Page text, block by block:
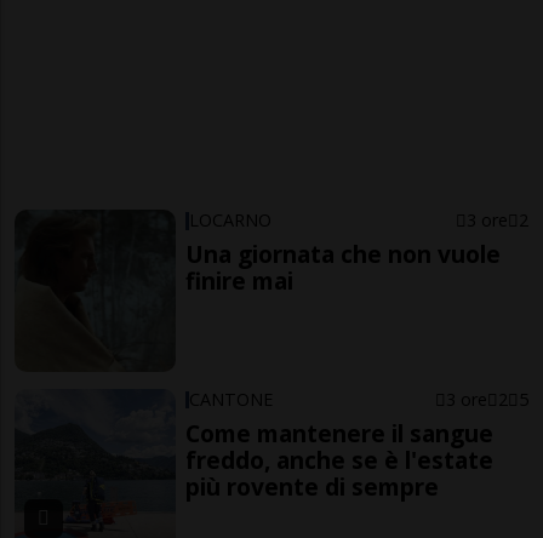
LOCARNO 3 ore 2
Una giornata che non vuole
finire mai
CANTONE 3 ore 2 5
Come mantenere il sangue
freddo, anche se è l'estate
più rovente di sempre